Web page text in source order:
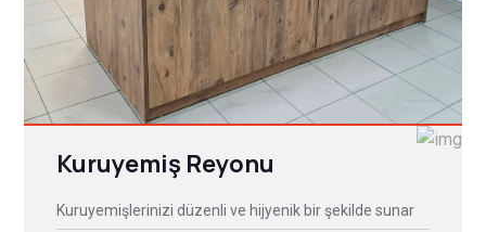
Kuruyemiş Reyonu
Kuruyemişlerinizi düzenli ve hijyenik bir şekilde sunar